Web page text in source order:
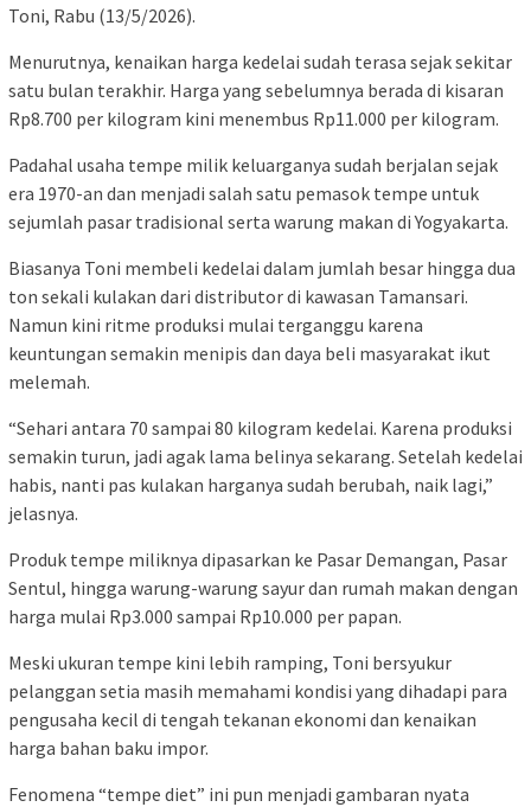
Toni, Rabu (13/5/2026).
Menurutnya, kenaikan harga kedelai sudah terasa sejak sekitar
satu bulan terakhir. Harga yang sebelumnya berada di kisaran
Rp8.700 per kilogram kini menembus Rp11.000 per kilogram.
Padahal usaha tempe milik keluarganya sudah berjalan sejak
era 1970-an dan menjadi salah satu pemasok tempe untuk
sejumlah pasar tradisional serta warung makan di Yogyakarta.
Biasanya Toni membeli kedelai dalam jumlah besar hingga dua
ton sekali kulakan dari distributor di kawasan Tamansari.
Namun kini ritme produksi mulai terganggu karena
keuntungan semakin menipis dan daya beli masyarakat ikut
melemah.
“Sehari antara 70 sampai 80 kilogram kedelai. Karena produksi
semakin turun, jadi agak lama belinya sekarang. Setelah kedelai
habis, nanti pas kulakan harganya sudah berubah, naik lagi,”
jelasnya.
Produk tempe miliknya dipasarkan ke Pasar Demangan, Pasar
Sentul, hingga warung-warung sayur dan rumah makan dengan
harga mulai Rp3.000 sampai Rp10.000 per papan.
Meski ukuran tempe kini lebih ramping, Toni bersyukur
pelanggan setia masih memahami kondisi yang dihadapi para
pengusaha kecil di tengah tekanan ekonomi dan kenaikan
harga bahan baku impor.
Fenomena “tempe diet” ini pun menjadi gambaran nyata